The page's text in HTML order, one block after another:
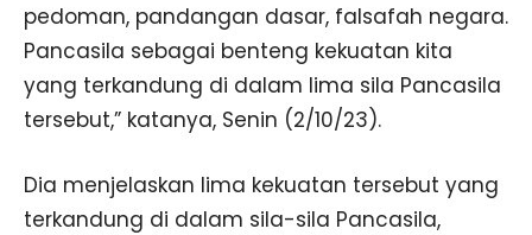
pedoman, pandangan dasar, falsafah negara.
Pancasila sebagai benteng kekuatan kita
yang terkandung di dalam lima sila Pancasila
tersebut,” katanya, Senin (2/10/23).
Dia menjelaskan lima kekuatan tersebut yang
terkandung di dalam sila-sila Pancasila,